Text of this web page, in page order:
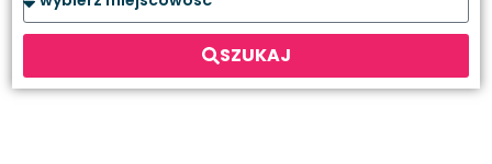
SZUKAJ